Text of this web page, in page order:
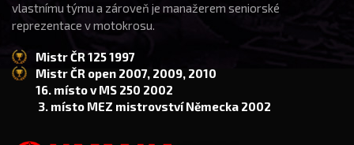
vlastnímu týmu a zároveň je manažerem seniorské
reprezentace v motokrosu.
Mistr ČR 125 1997
Mistr ČR open 2007, 2009, 2010
16. místo v MS 250 2002
3. místo MEZ mistrovství Německa 2002